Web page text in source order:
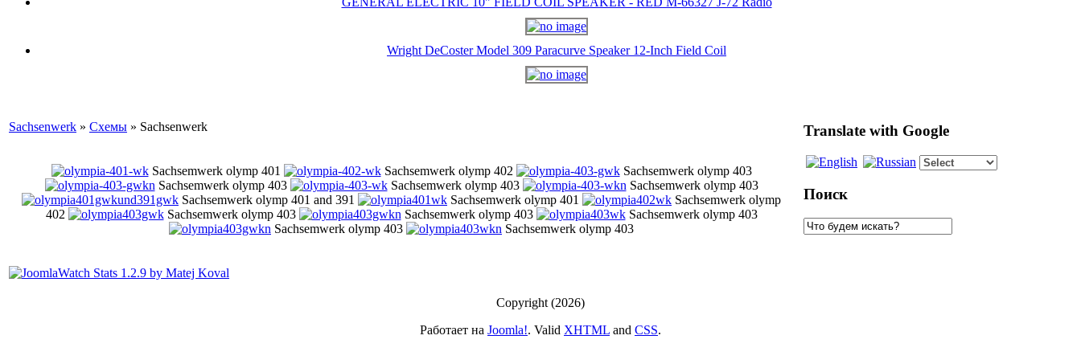
Wright DeCoster Model 309 Paracurve Speaker 12-Inch Field Coil
Sachsenwerk » Схемы » Sachsenwerk
Sachsemwerk olymp 401 Sachsemwerk olymp 402
Sachsemwerk olymp 403
Sachsemwerk olymp 403
Sachsemwerk olymp 403
Sachsemwerk olymp 403
Sachsemwerk olymp 401 and 391
Sachsemwerk olymp 401
Sachsemwerk olymp
402
Sachsemwerk olymp 403 Sachsemwerk olymp 403
Sachsemwerk olymp 403
Sachsemwerk olymp 403
Sachsemwerk olymp 403
Translate with Google
Поиск
Copyright (2026)
Работает на Joomla!. Valid XHTML and CSS.